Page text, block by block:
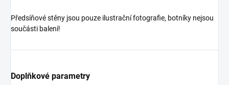
Předsíňové stěny jsou pouze ilustrační fotografie, botníky nejsou
součásti balení!
Doplňkové parametry